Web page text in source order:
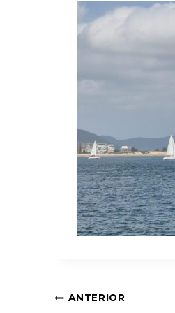
ANTERIOR